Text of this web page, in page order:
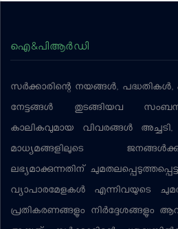
ഐ&പിആര്‍ഡി
സര്‍ക്കാരിന്റെ നയങ്ങള്‍,
നേട്ടങ്ങള്‍ തുടങ്ങിയവ
കാലികവുമായ വിവരങ്ങള്‍
മാധ്യമങ്ങളിലൂടെ
ലഭ്യമാക്കുന്നതിന്
വ്യാപാരമേളകള്‍ എന്നിവയുടെ
പ്രതികരണങ്ങളും നിര്‍ദ്ദേശങ്ങളും